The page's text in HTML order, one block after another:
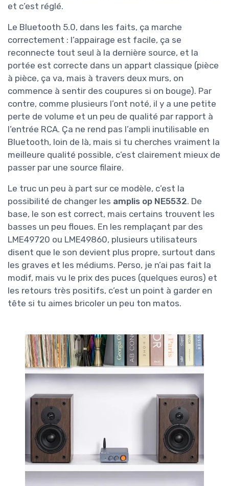
et c’est réglé.
Le Bluetooth 5.0, dans les faits, ça marche
correctement : l’appairage est facile, ça se
reconnecte tout seul à la dernière source, et la
portée est correcte dans un appart classique (pièce
à pièce, ça va, mais à travers deux murs, on
commence à sentir des coupures si on bouge). Par
contre, comme plusieurs l’ont noté, il y a une petite
perte de volume et un peu de qualité par rapport à
l’entrée RCA. Ça ne rend pas l’ampli inutilisable en
Bluetooth, loin de là, mais si tu cherches vraiment la
meilleure qualité possible, c’est clairement mieux de
passer par une source filaire.
Le truc un peu à part sur ce modèle, c’est la
possibilité de changer les amplis op NE5532. De
base, le son est correct, mais certains trouvent les
basses un peu floues. En les remplaçant par des
LME49720 ou LME49860, plusieurs utilisateurs
disent que le son devient plus propre, surtout dans
les graves et les médiums. Perso, je n’ai pas fait la
modif, mais vu le prix des puces (quelques euros) et
les retours très positifs, c’est un point à garder en
tête si tu aimes bricoler un peu ton matos.